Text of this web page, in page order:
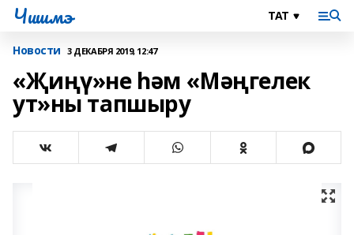
Чишмэ
Новости 3 ДЕКАБРЯ 2019, 12:47
«Җиңү»не һәм «Мәңгелек
ут»ны тапшыру